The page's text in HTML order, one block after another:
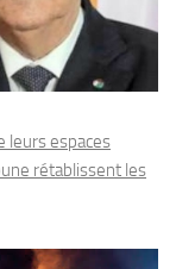
leurs espaces
rétablissent les